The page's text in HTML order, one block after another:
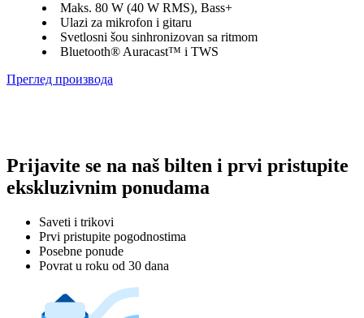
Maks. 80 W (40 W RMS), Bass+
Ulazi za mikrofon i gitaru
Svetlosni šou sinhronizovan sa ritmom
Bluetooth® Auracast™ i TWS
Преглед производа
Prijavite se na naš bilten i prvi pristupite
ekskluzivnim ponudama
Saveti i trikovi
Prvi pristupite pogodnostima
Posebne ponude
Povrat u roku od 30 dana